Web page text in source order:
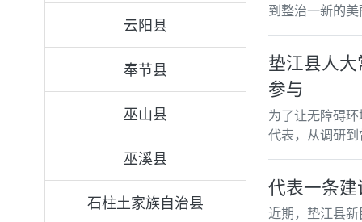
云阳县
奉节县
巫山县
巫溪县
石柱土家族自治县
到整治一新的
垫江县人
参与
为了让无障碍
代表，从调研
代表一条建
近期，垫江县